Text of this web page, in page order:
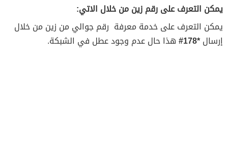
يمكن التعرف على رقم زين من خلال الاتي:
يمكن التعرف على خدمة معرفة رقم جوالي من زين من خلال
إرسال*
178# هذا حال عدم وجود عطل في الشبكة.